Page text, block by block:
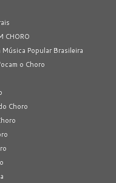
CHORO
Música Popular Brasileira
o Choro
Choro